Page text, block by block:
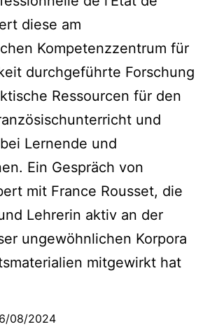
diese am
Kompetenzzentrum für
durchgeführte Forschung
Ressourcen für den
und
Lernende und
Ein Gespräch von
mit France Rousset, die
Lehrerin aktiv an der
ungewöhnlichen Korpora
mitgewirkt hat
08/2024